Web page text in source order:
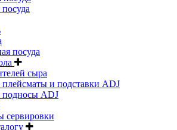
посуда
сыра
и подставки ADJ
ADJ
сервировки